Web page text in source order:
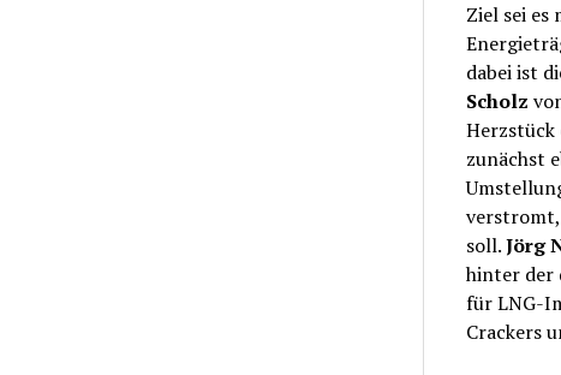
Ziel sei
dabei ist
Scholz
Herzstück
zunächst
verstromt,
soll.Jörg
hinter der
für LNG-
Crackers